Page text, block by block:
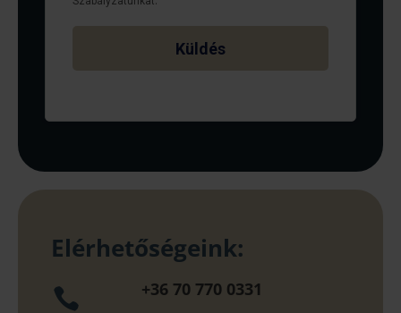
Elérhetőségeink:
 +36 70 770 0331